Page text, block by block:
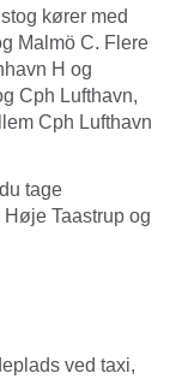
kører med
Malmö C. Flere
H og
Cph Lufthavn,
Cph Lufthavn
tage
Taastrup og
ved taxi,